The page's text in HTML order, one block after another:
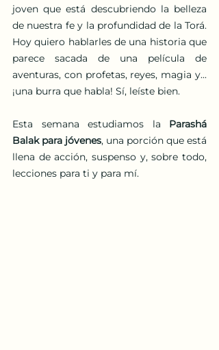
joven que está descubriendo la belleza
de nuestra fe y la profundidad de la Torá.
Hoy quiero hablarles de una historia que
parece sacada de una película de
aventuras, con profetas, reyes, magia y...
¡una burra que habla! Sí, leíste bien.
Esta semana estudiamos la Parashá
Balak para jóvenes, una porción que está
llena de acción, suspenso y, sobre todo,
lecciones para ti y para mí.